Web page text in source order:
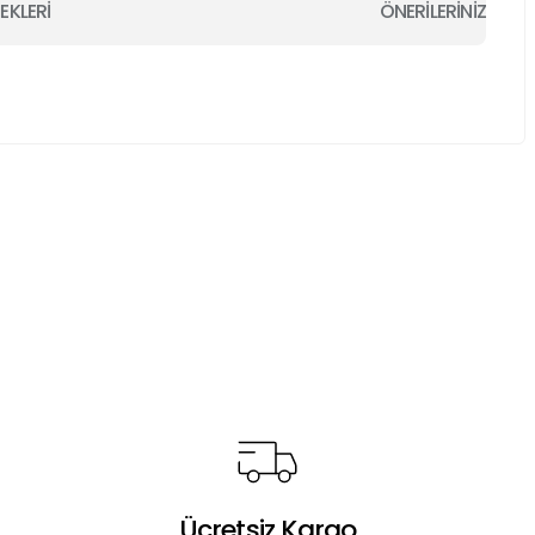
ÖNERİLERİNİZ